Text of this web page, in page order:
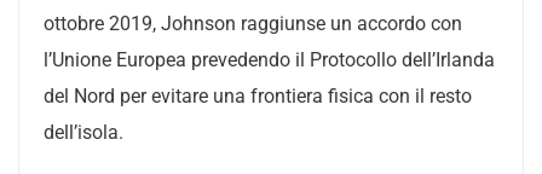
ottobre 2019, Johnson raggiunse un accordo con
l’Unione Europea prevedendo il Protocollo dell’Irlanda
del Nord per evitare una frontiera fisica con il resto
dell’isola.